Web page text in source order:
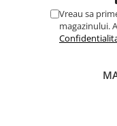
Vreau sa
magazinului.